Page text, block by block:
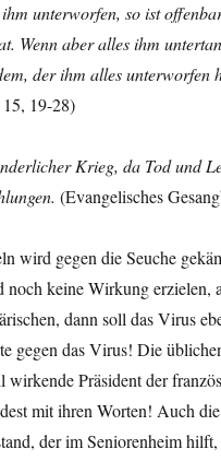
unterworfen, so ist
Wenn aber alles ihm
der ihm alles unterworfen
19-28)
Krieg, da Tod und
(Evangelisches
wird gegen die Seuche
noch keine Wirkung erzielen,
dann soll das Virus
gegen das Virus! Die
wirkende Präsident der
mit ihren Worten! Auch
der im Seniorenheim